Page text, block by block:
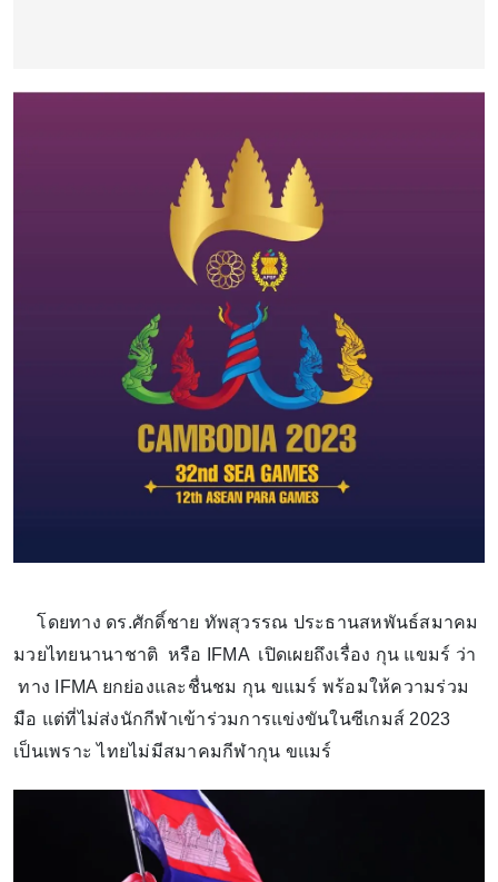
โดยทาง ดร.ศักดิ์ชาย ทัพสุวรรณ ประธานสหพันธ์สมาคม
มวยไทยนานาชาติ หรือ IFMA เปิดเผยถึงเรื่อง กุน แขมร์ ว่า
ทาง IFMA ยกย่องและชื่นชม กุน ขแมร์ พร้อมให้ความร่วม
มือ แต่ที่ไม่ส่งนักกีฬาเข้าร่วมการแข่งขันในซีเกมส์ 2023
เป็นเพราะ ไทยไม่มีสมาคมกีฬากุน ขแมร์